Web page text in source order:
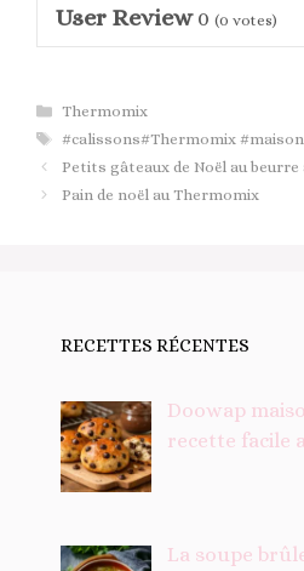
User Review 0 (0 votes)
Catégories
Thermomix
Étiquettes
#calissons#Thermomix
Petits gâteaux de Noël au
Pain de noël au Thermomix
RECETTES RÉCENTES
Doowap
recette facile
La soupe